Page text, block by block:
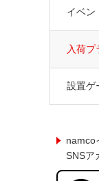
イベン
入荷プ
設置ゲ
namco
SNSア